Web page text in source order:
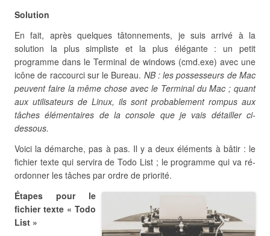
Solution
En fait, après quelques tâtonnements, je suis arrivé à la
solution la plus simpliste et la plus élégante : un petit
programme dans le Terminal de windows (cmd.exe) avec une
icône de raccourci sur le Bureau. NB : les possesseurs de Mac
peuvent faire la même chose avec le Terminal du Mac ; quant
aux utilisateurs de Linux, ils sont probablement rompus aux
tâches élémentaires de la console que je vais détailler ci-
dessous.
Voici la démarche, pas à pas. Il y a deux éléments à bâtir : le
fichier texte qui servira de Todo List ; le programme qui va ré-
ordonner les tâches par ordre de priorité.
Étapes pour le
fichier texte « Todo
List »